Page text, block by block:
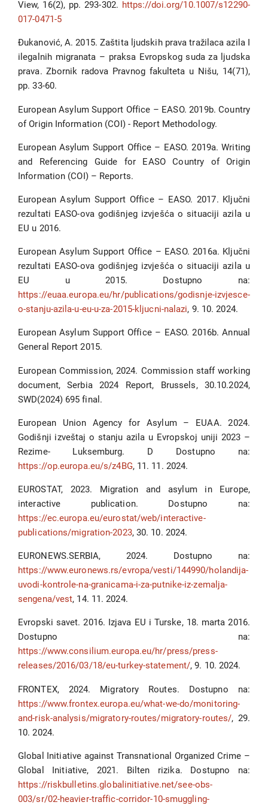
View, 16(2), pp. 293-302. https://doi.org/10.1007/s12290-
017-0471-5
Đukanović, A. 2015. Zaštita ljudskih prava tražilaca azila I
ilegalnih migranata – praksa Evropskog suda za ljudska
prava. Zbornik radova Pravnog fakulteta u Nišu, 14(71),
pp. 33-60.
European Asylum Support Office – EASO. 2019b. Country
of Origin Information (COI) - Report Methodology.
European Asylum Support Office – EASO. 2019a. Writing
and Referencing Guide for EASO Country of Origin
Information (COI) – Reports.
European Asylum Support Office – EASO. 2017. Ključni
rezultati EASO-ova godišnjeg izvješća o situaciji azila u
EU u 2016.
European Asylum Support Office – EASO. 2016a. Ključni
rezultati EASO-ova godišnjeg izvješća o situaciji azila u
EU u 2015. Dostupno na:
https://euaa.europa.eu/hr/publications/godisnje-izvjesce-
o-stanju-azila-u-eu-u-za-2015-kljucni-nalazi, 9. 10. 2024.
European Asylum Support Office – EASO. 2016b. Annual
General Report 2015.
European Commission, 2024. Commission staff working
document, Serbia 2024 Report, Brussels, 30.10.2024,
SWD(2024) 695 final.
European Union Agency for Asylum – EUAA. 2024.
Godišnji izveštaj o stanju azila u Evropskoj uniji 2023 –
Rezime- Luksemburg. D Dostupno na:
https://op.europa.eu/s/z4BG, 11. 11. 2024.
EUROSTAT, 2023. Migration and asylum in Europe,
interactive publication. Dostupno na:
https://ec.europa.eu/eurostat/web/interactive-
publications/migration-2023, 30. 10. 2024.
EURONEWS.SERBIA, 2024. Dostupno na:
https://www.euronews.rs/evropa/vesti/144990/holandija-
uvodi-kontrole-na-granicama-i-za-putnike-iz-zemalja-
sengena/vest, 14. 11. 2024.
Evropski savet. 2016. Izjava EU i Turske, 18. marta 2016.
Dostupno na:
https://www.consilium.europa.eu/hr/press/press-
releases/2016/03/18/eu-turkey-statement/, 9. 10. 2024.
FRONTEX, 2024. Migratory Routes. Dostupno na:
https://www.frontex.europa.eu/what-we-do/monitoring-
and-risk-analysis/migratory-routes/migratory-routes/, 29.
10. 2024.
Global Initiative against Transnational Organized Crime –
Global Initiative, 2021. Bilten rizika. Dostupno na:
https://riskbulletins.globalinitiative.net/see-obs-
003/sr/02-heavier-traffic-corridor-10-smuggling-